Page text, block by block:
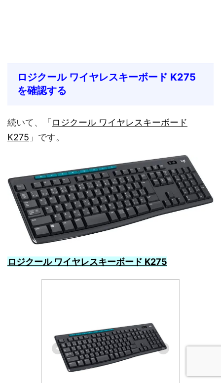
ロジクール ワイヤレスキーボード K275
を確認する
続いて、「 ロジクール ワイヤレスキーボード
K275 」です。
ロジクール ワイヤレスキーボード K275